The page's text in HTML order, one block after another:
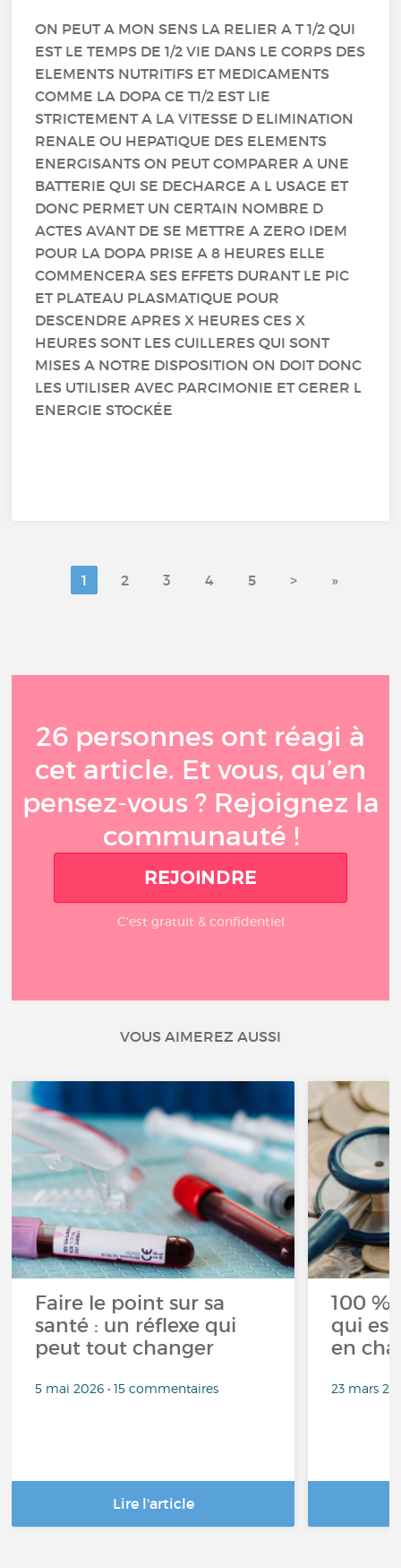
ON PEUT A MON SENS LA RELIER A T 1/2 QUI
EST LE TEMPS DE 1/2 VIE DANS LE CORPS DES
ELEMENTS NUTRITIFS ET MEDICAMENTS
COMME LA DOPA CE T1/2 EST LIE
STRICTEMENT A LA VITESSE D ELIMINATION
RENALE OU HEPATIQUE DES ELEMENTS
ENERGISANTS ON PEUT COMPARER A UNE
BATTERIE QUI SE DECHARGE A L USAGE ET
DONC PERMET UN CERTAIN NOMBRE D
ACTES AVANT DE SE METTRE A ZERO IDEM
POUR LA DOPA PRISE A 8 HEURES ELLE
COMMENCERA SES EFFETS DURANT LE PIC
ET PLATEAU PLASMATIQUE POUR
DESCENDRE APRES X HEURES CES X
HEURES SONT LES CUILLERES QUI SONT
MISES A NOTRE DISPOSITION ON DOIT DONC
LES UTILISER AVEC PARCIMONIE ET GERER L
ENERGIE STOCKÉE
1 2 3 4 5 > »
26 personnes ont réagi à
cet article. Et vous, qu’en
pensez-vous ? Rejoignez la
communauté !
REJOINDRE
C'est gratuit & confidentiel
VOUS AIMEREZ AUSSI
Faire le point sur sa
santé : un réflexe qui
peut tout changer
5 mai 2026 • 15 commentaires
Lire l'article
100 %
qui
en
23 mars